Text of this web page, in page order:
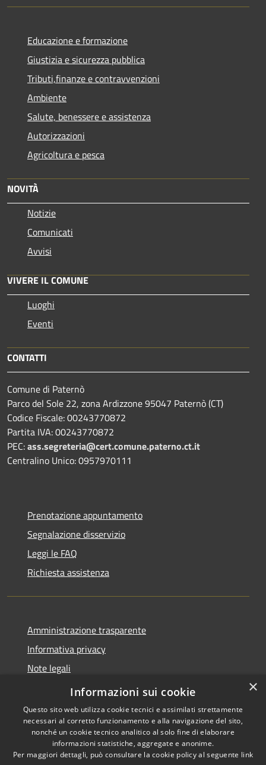
Educazione e formazione
Giustizia e sicurezza pubblica
Tributi,finanze e contravvenzioni
Ambiente
Salute, benessere e assistenza
Autorizzazioni
Agricoltura e pesca
NOVITÀ
Notizie
Comunicati
Avvisi
VIVERE IL COMUNE
Luoghi
Eventi
CONTATTI
Comune di Paternò
Parco del Sole 22, zona Ardizzone 95047 Paternò (CT)
Codice Fiscale: 00243770872
Partita IVA: 00243770872
PEC:ass.segreteria@cert.comune.paterno.ct.it
Centralino Unico: 0957970111
Prenotazione appuntamento
Segnalazione disservizio
Leggi le FAQ
Richiesta assistenza
Amministrazione trasparente
Informativa privacy
Note legali
Dichiarazione di accessibilità
Accessibilità
Copyright © 2026 • Comune di
Paternò • Powered by
×
Informazioni sui cookie
Questo sito web utilizza cookie tecnici e assimilati strettamente
necessari al corretto funzionamento e alla navigazione del sito,
nonché un cookie tecnico analitico al solo fine di elaborare
informazioni statistiche, aggregate e anonime.
Per maggiori dettagli, può consultare la cookie policy al seguente link